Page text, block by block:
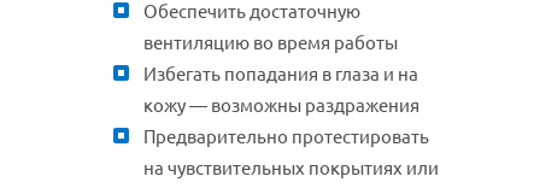
Обеспечить достаточную
вентиляцию во время работы
Избегать попадания в глаза и на
кожу — возможны раздражения
Предварительно протестировать
на чувствительных покрытиях или